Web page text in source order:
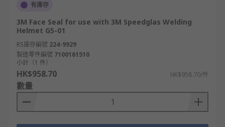
有庫存
3M Face Seal for use with 3M Speedglas Welding
Helmet G5-01
RS庫存編號 224-9929
製造零件編號 7100161510
小計（1 件）
HK$958.70 HK$958.70/件
數量